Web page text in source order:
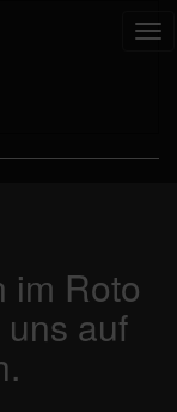
im Roto
auf